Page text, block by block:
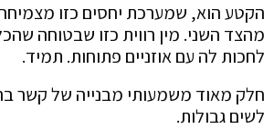
הקטע הוא, שמערכת יחסים כזו
מהצד השני. מין רווית כזו שבטוחה
לחכות לה עם אוזניים פתוחות. תמיד.
חלק מאוד משמעותי מבנייה של קשר
לשים גבולות.